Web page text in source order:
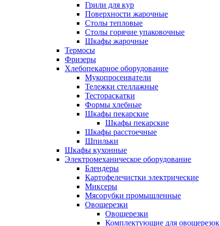
Грили для кур
Поверхности жарочные
Столы тепловые
Столы горячие упаковочные
Шкафы жарочные
Термосы
Фризеры
Хлебопекарное оборудование
Мукопросеиватели
Тележки стеллажные
Тестораскатки
Формы хлебные
Шкафы пекарские
Шкафы пекарские
Шкафы расстоечные
Шпильки
Шкафы кухонные
Электромеханическое оборудование
Блендеры
Картофелечистки электрические
Миксеры
Мясорубки промышленные
Овощерезки
Овощерезки
Комплектующие для овощерезок